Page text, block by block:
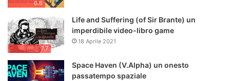
6.6
7.7
Life and Suffering (of Sir Brante) un
imperdibile video-libro game
18 Aprile 2021
Space Haven (V.Alpha) un onesto
passatempo spaziale